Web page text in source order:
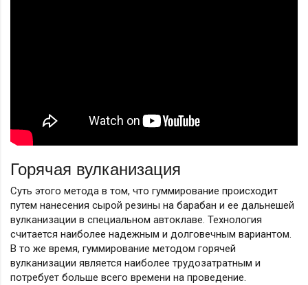
Горячая вулканизация
Суть этого метода в том, что гуммирование происходит
путем нанесения сырой резины на барабан и ее дальнешей
вулканизации в специальном автоклаве. Технология
считается наиболее надежным и долговечным вариантом.
В то же время, гуммирование методом горячей
вулканизации является наиболее трудозатратным и
потребует больше всего времени на проведение.